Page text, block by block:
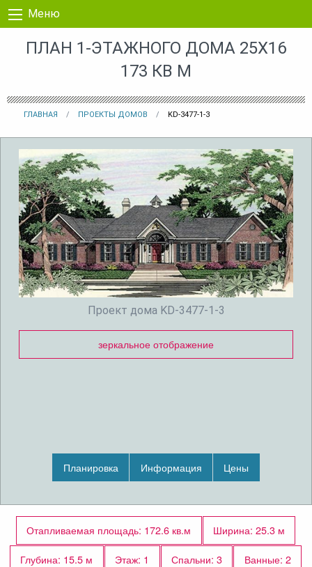
Перейти к контенту
Меню
ПЛАН 1-ЭТАЖНОГО ДОМА 25X16
173 КВ М
ГЛАВНАЯ ПРОЕКТЫ ДОМОВ KD-3477-1-3
Проект дома KD-3477-1-3
зеркальное отображение
Планировка Информация Цены
Отапливаемая площадь: 172.6 кв.м
Ширина: 25.3 м
Глубина: 15.5 м
Этаж: 1 Спальни: 3
Ванные: 2